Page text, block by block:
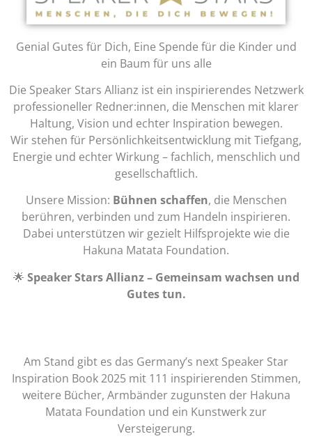
Genial Gutes für Dich, Eine Spende für die Kinder und
ein Baum für uns alle
Die Speaker Stars Allianz ist ein inspirierendes Netzwerk
professioneller Redner:innen, die Menschen mit klarer
Haltung, Vision und echter Inspiration bewegen.
Wir stehen für Persönlichkeitsentwicklung mit Tiefgang,
Energie und echter Wirkung – fachlich, menschlich und
gesellschaftlich.
Unsere Mission: Bühnen schaffen, die Menschen
berühren, verbinden und zum Handeln inspirieren.
Dabei unterstützen wir gezielt Hilfsprojekte wie die
Hakuna Matata Foundation.
🌟 Speaker Stars Allianz – Gemeinsam wachsen und
Gutes tun.
Am Stand gibt es das Germany’s next Speaker Star
Inspiration Book 2025mit 111 inspirierenden Stimmen,
weitere Bücher, Armbänder zugunsten der Hakuna
Matata Foundation und ein Kunstwerk zur
Versteigerung.